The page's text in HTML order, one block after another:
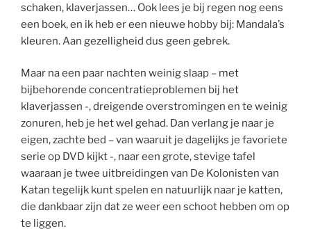
schaken, klaverjassen… Ook lees je bij regen nog eens
een boek, en ik heb er een nieuwe hobby bij: Mandala’s
kleuren. Aan gezelligheid dus geen gebrek.
Maar na een paar nachten weinig slaap – met
bijbehorende concentratieproblemen bij het
klaverjassen -, dreigende overstromingen en te weinig
zonuren, heb je het wel gehad. Dan verlang je naar je
eigen, zachte bed – van waaruit je dagelijks je favoriete
serie op DVD kijkt -, naar een grote, stevige tafel
waaraan je twee uitbreidingen van De Kolonisten van
Katan tegelijk kunt spelen en natuurlijk naar je katten,
die dankbaar zijn dat ze weer een schoot hebben om op
te liggen.